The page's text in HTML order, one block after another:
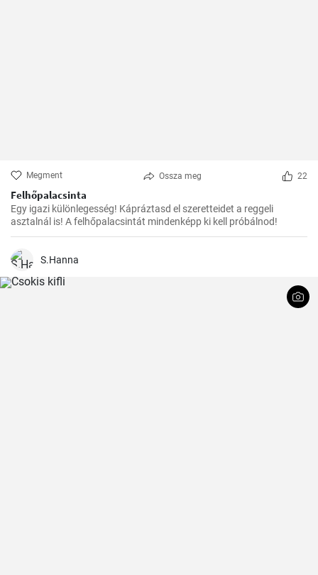
Megment Ossza meg 22
Felhőpalacsinta
Egy igazi különlegesség! Kápráztasd el szeretteidet a reggeli
asztalnál is! A felhőpalacsintát mindenképp ki kell próbálnod!
S.Hanna